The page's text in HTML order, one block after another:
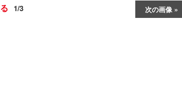
次の画像
1/3